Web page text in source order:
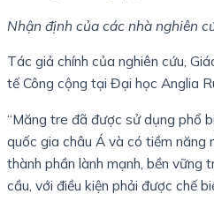
Nhận định của các nhà nghiên
Tác giả chính của nghiên cứu,
tế Công cộng tại Đại học Anglia
“Măng tre đã được sử dụng phổ
quốc gia châu Á và có tiềm
thành phần lành mạnh, bền vững
cầu, với điều kiện phải được chế